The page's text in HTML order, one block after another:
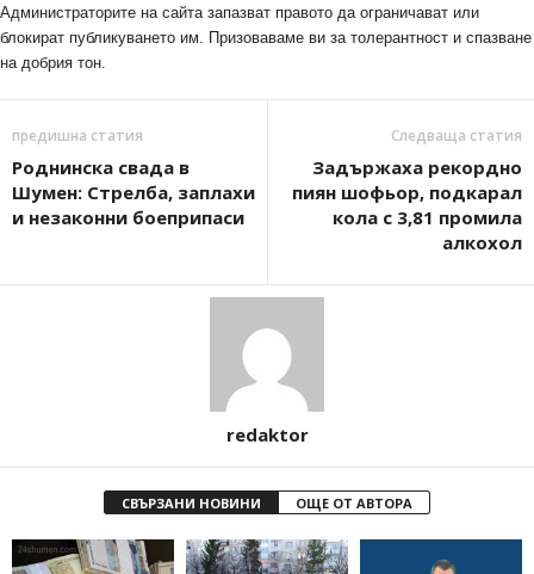
Администраторите на сайта запазват правото да ограничават или
блокират публикуването им. Призоваваме ви за толерантност и спазване
на добрия тон.
предишна статия
Роднинска свада в
Шумен: Стрелба, заплахи
и незаконни боеприпаси
Следваща статия
Задържаха рекордно
пиян шофьор, подкарал
кола с 3,81 промила
алкохол
redaktor
СВЪРЗАНИ НОВИНИ ОЩЕ ОТ АВТОРА